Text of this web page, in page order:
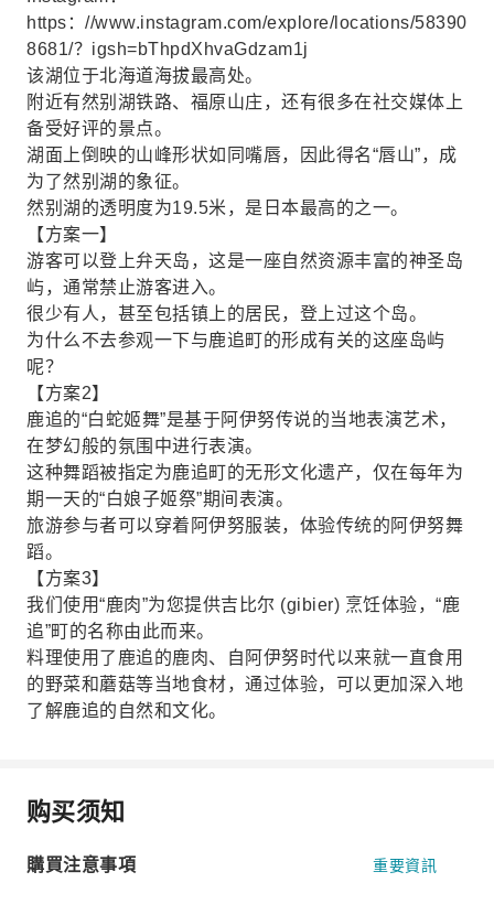
https：//www.instagram.com/explore/locations/58390
8681/？igsh=bThpdXhvaGdzam1j
该湖位于北海道海拔最高处。
附近有然别湖铁路、福原山庄，还有很多在社交媒体上
备受好评的景点。
湖面上倒映的山峰形状如同嘴唇，因此得名“唇山”，成
为了然别湖的象征。
然别湖的透明度为19.5米，是日本最高的之一。
【方案一】
游客可以登上弁天岛，这是一座自然资源丰富的神圣岛
屿，通常禁止游客进入。
很少有人，甚至包括镇上的居民，登上过这个岛。
为什么不去参观一下与鹿追町的形成有关的这座岛屿
呢？
【方案2】
鹿追的“白蛇姬舞”是基于阿伊努传说的当地表演艺术，
在梦幻般的氛围中进行表演。
这种舞蹈被指定为鹿追町的无形文化遗产，仅在每年为
期一天的“白娘子姬祭”期间表演。
旅游参与者可以穿着阿伊努服装，体验传统的阿伊努舞
蹈。
【方案3】
我们使用“鹿肉”为您提供吉比尔 (gibier) 烹饪体验，“鹿
追”町的名称由此而来。
料理使用了鹿追的鹿肉、自阿伊努时代以来就一直食用
的野菜和蘑菇等当地食材，通过体验，可以更加深入地
了解鹿追的自然和文化。
购买须知
購買注意事項 重要資訊